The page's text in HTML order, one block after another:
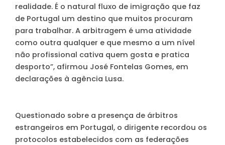
realidade. É o natural fluxo de imigração que faz
de Portugal um destino que muitos procuram
para trabalhar. A arbitragem é uma atividade
como outra qualquer e que mesmo a um nível
não profissional cativa quem gosta e pratica
desporto”, afirmou José Fontelas Gomes, em
declarações à agência Lusa.
Questionado sobre a presença de árbitros
estrangeiros em Portugal, o dirigente recordou os
protocolos estabelecidos com as federações